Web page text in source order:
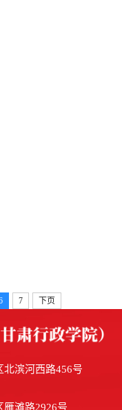
7 下页
滨河西路456号
雁滩路2926号